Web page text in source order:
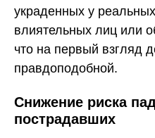
украденных у
влиятельных лиц или
что на первый взгляд
правдоподобной.
Снижение риска
пострадавших